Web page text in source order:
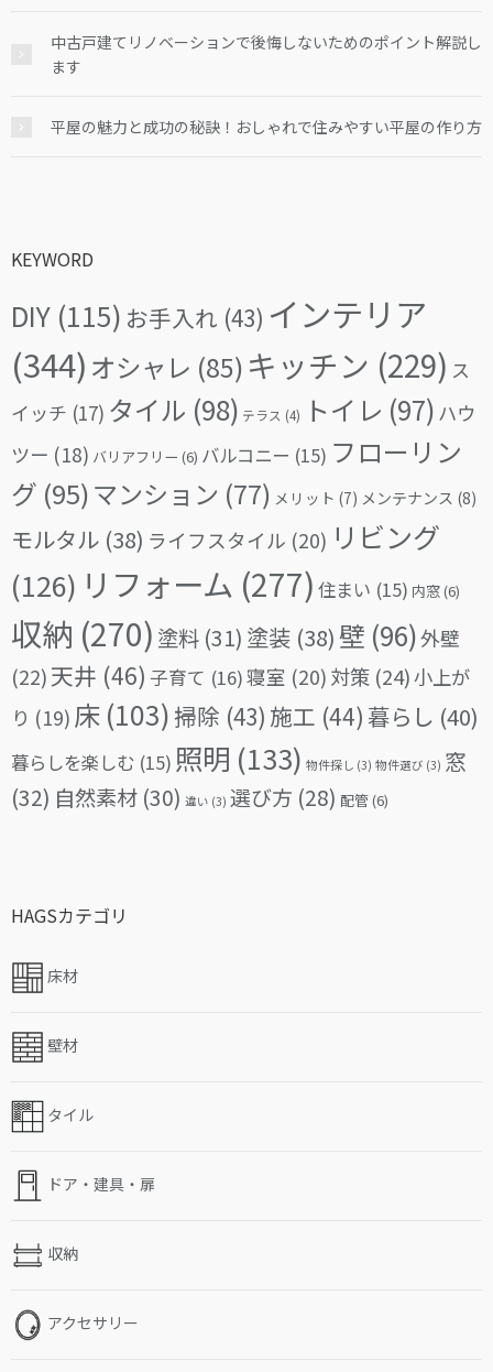
中古戸建てリノベーションで後悔しないためのポイント解説し
ます
平屋の魅力と成功の秘訣！おしゃれで住みやすい平屋の作り方
KEYWORD
DIY (115) お手入れ (43) インテリア
(344) オシャレ (85) キッチン (229) ス
イッチ (17) タイル (98) テラス (4) トイレ (97) ハウ
ツー (18) バリアフリー (6) バルコニー (15) フローリン
グ (95)マンション (77) メリット (7) メンテナンス (8)
モルタル (38) ライフスタイル (20) リビング
(126) リフォーム (277) 住まい (15) 内窓(6)
収納 (270) 塗料 (31) 塗装 (38) 壁 (96)外壁
(22)天井 (46) 子育て (16)寝室 (20) 対策 (24)小上が
り (19) 床 (103)掃除 (43) 施工 (44) 暮らし (40)
暮らしを楽しむ (15) 照明 (133) 物件探し (3) 物件選び (3) 窓
(32) 自然素材 (30) 違い (3) 選び方 (28) 配管(6)
HAGSカテゴリ
床材
壁材
タイル
ドア・建具・扉
収納
アクセサリー